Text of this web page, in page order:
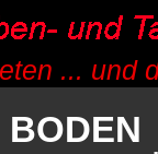
... und
BODEN